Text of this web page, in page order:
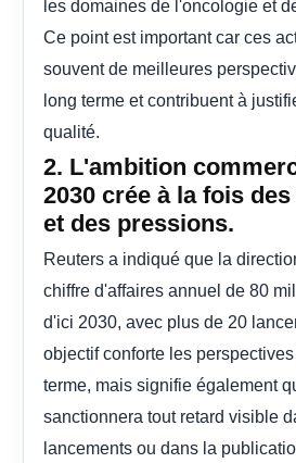
les domaines de l'oncologie et
Ce point est important car ces
souvent de meilleures
long terme et contribuent à
qualité.
2. L'ambition
2030 crée à la fois
et des pressions.
Reuters a indiqué que la
chiffre d'affaires annuel de 80
d'ici 2030, avec plus de 20
objectif conforte les
terme, mais signifie également
sanctionnera tout retard visible
lancements ou dans la